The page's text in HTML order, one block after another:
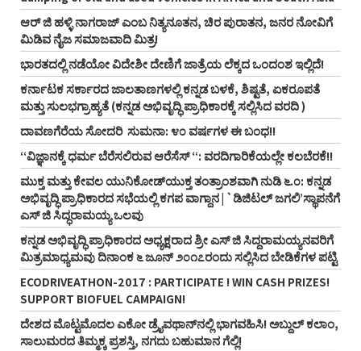
ಆರ್‌ ಜಿ ಹಳ್ಳಿ ನಾಗರಾಜ್‌ ಎಂಬ ನಿತ್ಯನೂತನ, ಚಿರ ಪುರಾತನ, ಜನರ ನೋವಿಗೆ
ಮಿಡಿವ ನೈಜ ಸಮಾಜವಾದಿ ಮಿತ್ರ!
ಭಾರತದಲ್ಲಿ ನಡೆಯೋ ವಿದೇಶೀ ದೇಣಿಗೆ ಜಾತ್ರೆಯ ಲೆಕ್ಕದ ಒಂದಂಶ ಇಲ್ಲಿದೆ!
ಕರ್ನಾಟಕ ಸರ್ಕಾರದ ಜಾಲತಾಣಗಳಲ್ಲಿ ಕನ್ನಡ ಬಳಕೆ, ಶಿಷ್ಟತೆ, ಏಕರೂಪತೆ
ಮತ್ತು ಸುಲಭಗ್ರಾಹ್ಯತೆ (ಕನ್ನಡ ಅಭಿವೃದ್ಧಿ ಪ್ರಾಧಿಕಾರಕ್ಕೆ ಸಲ್ಲಿಸಿದ ವರದಿ )
ದಾವಣಗೆರೆಯ ಸೋದರಿ ಸುಮನಾ: ೪೦ ವರ್ಷಗಳ ಈ ಬಂಧ!!
“ವಿಜ್ಞಾನಕ್ಕೆ ಧರ್ಮ ಬೆರೆಸಲಿರುವ ಆರೆಸೆಸ್‌ “: ವರದಿಗಾರಿಕೆಯಲ್ಲೇ ಕಲಬೆರಕೆ!!
ಮುಕ್ತ ಮತ್ತು ಕೇವಲ ಯುನಿಕೋಡ್‌ಯುಕ್ತ ತಂತ್ರಾಂಶವಾಗಿ ನುಡಿ ೬.೦: ಕನ್ನಡ
ಅಭಿವೃದ್ಧಿ ಪ್ರಾಧಿಕಾರದ ಸಭೆಯಲ್ಲಿ ಕಗಪ ವಾಗ್ದಾನ | `ಡಿಜಿಟಲ್‌ ಜಗಲಿ’ಸ್ಥಾಪನೆಗೆ
ಎಸ್‌ ಜಿ ಸಿದ್ಧರಾಮಯ್ಯ ಒಲವು
ಕನ್ನಡ ಅಭಿವೃದ್ಧಿ ಪ್ರಾಧಿಕಾರದ ಅಧ್ಯಕ್ಷರಾದ ಶ್ರೀ ಎಸ್‌ ಜಿ ಸಿದ್ದರಾಮಯ್ಯನವರಿಗೆ
ಮಿತ್ರಮಾಧ್ಯಮವು ದಿನಾಂಕ ೬ ಜೂನ್‌ ೨೦೧೭ರಂದು ಸಲ್ಲಿಸಿದ ಬೇಡಿಕೆಗಳ ಪಟ್ಟಿ
ECODRIVEATHON-2017 : PARTICIPATE ! WIN CASH PRIZES!
SUPPORT BIOFUEL CAMPAIGN!
ದೇಶದ ಮೊಟ್ಟಮೊದಲ ಎಕೋ ಡ್ರೈವಥಾನ್‌ನಲ್ಲಿ ಭಾಗವಹಿಸಿ! ಅಬ್ದುಲ್‌ ಕಲಾಂ,
ಸಾಲುಮರದ ತಿಮ್ಮಕ್ಕ ಪ್ರಶಸ್ತಿ, ನಗದು ಬಹುಮಾನ ಗೆಲ್ಲಿ!